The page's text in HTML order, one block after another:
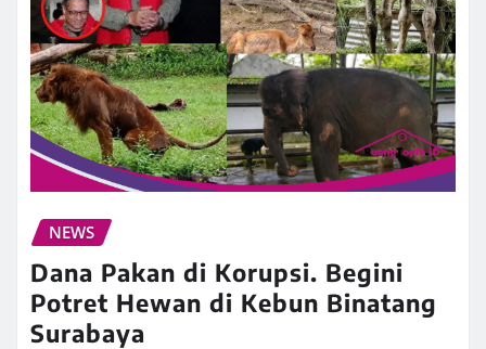
NEWS
Dana Pakan di Korupsi. Begini
Potret Hewan di Kebun Binatang
Surabaya